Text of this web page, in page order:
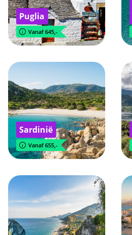
Puglia
Vanaf 645,-
Sardinië
Vanaf 655,-